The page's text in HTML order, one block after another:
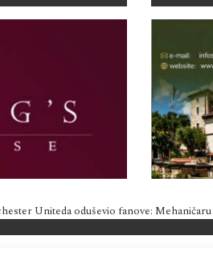
Uniteda oduševio fanove: